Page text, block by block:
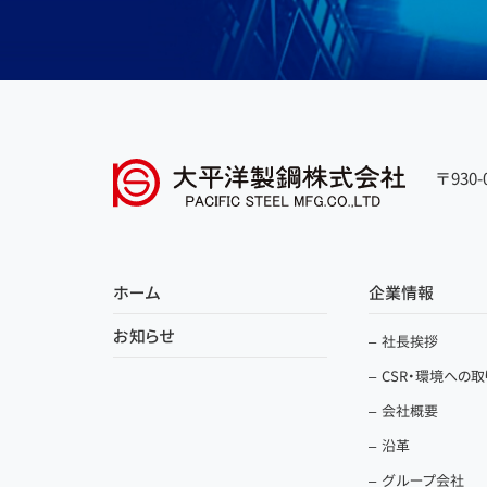
〒930-
ホーム
お知らせ
企業情報
社長挨拶
CSR・環境への
会社概要
沿革
グループ会社